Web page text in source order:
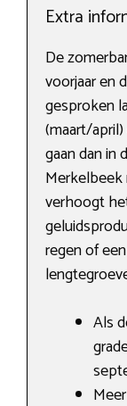
Extra
De
voorjaar en
gesproken
(maart/
gaan dan in
verhoogt
regen of
Als